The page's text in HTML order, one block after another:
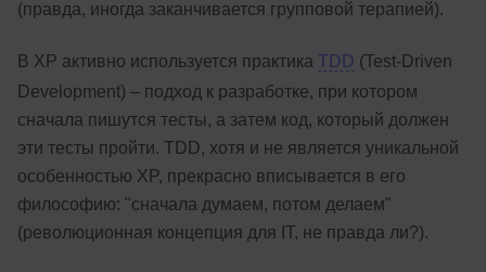
(правда, иногда заканчивается групповой терапией).
В XP активно используется практика TDD (Test-Driven
Development) – подход к разработке, при котором
сначала пишутся тесты, а затем код, который должен
эти тесты пройти. TDD, хотя и не является уникальной
особенностью XP, прекрасно вписывается в его
философию: "сначала думаем, потом делаем"
(революционная концепция для IT, не правда ли?).